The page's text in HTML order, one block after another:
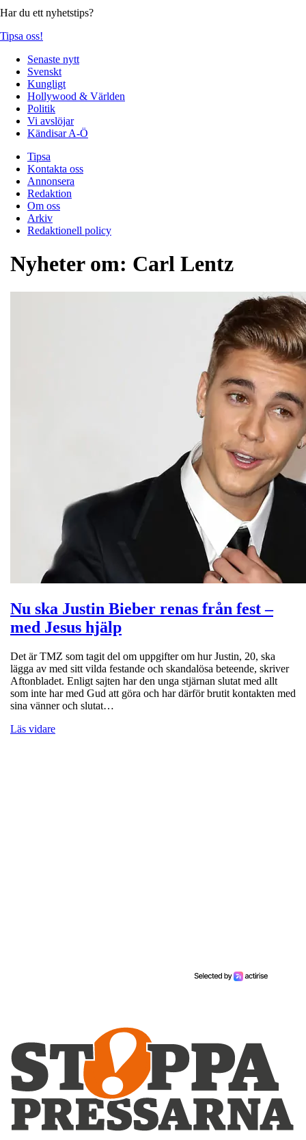
Har du ett nyhetstips?
Tipsa oss!
Senaste nytt
Svenskt
Kungligt
Hollywood & Världen
Politik
Vi avslöjar
Kändisar A-Ö
Tipsa
Kontakta oss
Annonsera
Redaktion
Om oss
Arkiv
Redaktionell policy
Nyheter om: Carl Lentz
Nu ska Justin Bieber renas från fest –
med Jesus hjälp
Det är TMZ som tagit del om uppgifter om hur Justin, 20, ska
lägga av med sitt vilda festande och skandalösa beteende, skriver
Aftonbladet. Enligt sajten har den unga stjärnan slutat med allt
som inte har med Gud att göra och har därför brutit kontakten med
sina vänner och slutat…
Läs vidare